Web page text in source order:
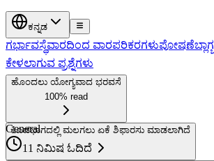
ಕನ್ನಡ
ಗರ್ಭಾವಸ್ಥೆವಾರದಿಂದ ವಾರಪರಿಕರಗಳುಪೋಷಣೆಬ್ಲಾಗ್
ಕೇಳಲಾಗುವ ಪ್ರಶ್ನೆಗಳು
ಹೊಂದಲು ಯೋಗ್ಯವಾದ ಭರವಸೆ
100% read
1ಎಡಭಾಗದಲ್ಲಿ ಮಲಗಲು ಏಕೆ ಶಿಫಾರಸು ಮಾಡಲಾಗಿದೆ
General
11 ನಿಮಿಷ ಓದಿದೆ